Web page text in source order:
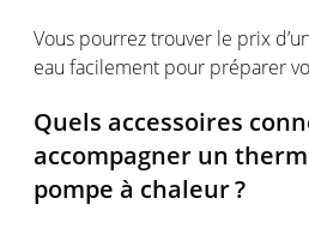
Vous pourreztrouver le prix
eau facilement pour préparer
Quels accessoires
accompagner un
pompe à chaleur?